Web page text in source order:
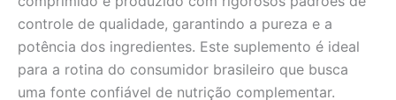
controle de qualidade, garantindo a pureza e a
potência dos ingredientes. Este suplemento é ideal
para a rotina do consumidor brasileiro que busca
uma fonte confiável de nutrição complementar.